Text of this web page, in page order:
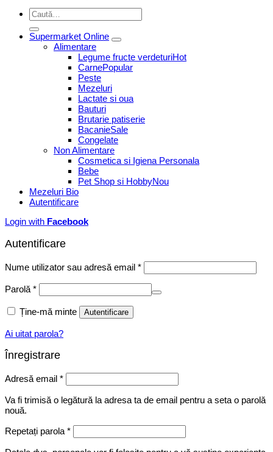
Caută
după:
Supermarket Online
Alimentare
Legume fructe verdeturi
Carne
Peste
Mezeluri
Lactate si oua
Bauturi
Brutarie patiserie
Bacanie
Congelate
Non Alimentare
Cosmetica si Igiena Personala
Bebe
Pet Shop si Hobby
Mezeluri Bio
Autentificare
Login with Facebook
Autentificare
Nume utilizator sau adresă email *Obligatoriu
Parolă *Obligatoriu
Ține-mă minte Autentificare
Ai uitat parola?
Înregistrare
Adresă email *Obligatoriu
Va fi trimisă o legătură la adresa ta de email pentru a seta o parolă
nouă.
Repetați parola *